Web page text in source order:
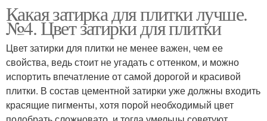
Какая затирка для плитки лучше.
№4. Цвет затирки для плитки
Цвет затирки для плитки не менее важен, чем ее
свойства, ведь стоит не угадать с оттенком, и можно
испортить впечатление от самой дорогой и красивой
плитки. В состав цементной затирки уже должны входить
красящие пигменты, хотя порой необходимый цвет